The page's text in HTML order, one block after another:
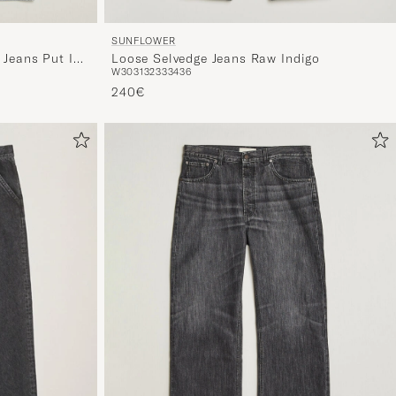
Put In
SUNFLOWER
Loose Selvedge Jeans Raw Indigo
W303132333436
240€